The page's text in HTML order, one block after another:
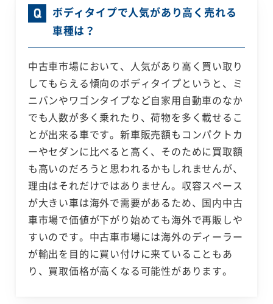
ボディタイプで人気があり高く売れる
車種は？
中古車市場において、人気があり高く買い取り
してもらえる傾向のボディタイプというと、ミ
ニバンやワゴンタイプなど自家用自動車のなか
でも人数が多く乗れたり、荷物を多く載せるこ
とが出来る車です。新車販売額もコンパクトカ
ーやセダンに比べると高く、そのために買取額
も高いのだろうと思われるかもしれませんが、
理由はそれだけではありません。収容スペース
が大きい車は海外で需要があるため、国内中古
車市場で価値が下がり始めても海外で再販しや
すいのです。中古車市場には海外のディーラー
が輸出を目的に買い付けに来ていることもあ
り、買取価格が高くなる可能性があります。